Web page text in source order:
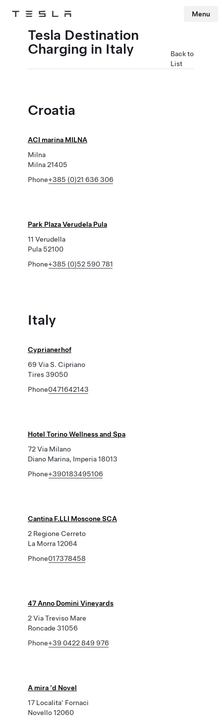
Tesla Menu
Tesla Destination
Charging in Italy
Back to
List
Croatia
ACI marina MILNA
Milna
Milna 21405
Phone+385 (0)21 636 306
Park Plaza Verudela Pula
11 Verudella
Pula 52100
Phone+385 (0)52 590 781
Italy
Cyprianerhof
69 Via S. Cipriano
Tires 39050
Phone0471642143
Hotel Torino Wellness and Spa
72 Via Milano
Diano Marina, Imperia 18013
Phone+390183495106
Cantina F.LLI Moscone SCA
2 Regione Cerreto
La Morra 12064
Phone017378458
47 Anno Domini Vineyards
2 Via Treviso Mare
Roncade 31056
Phone+39 0422 849 976
A mira 'd Novel
17 Localita' Fornaci
Novello 12060